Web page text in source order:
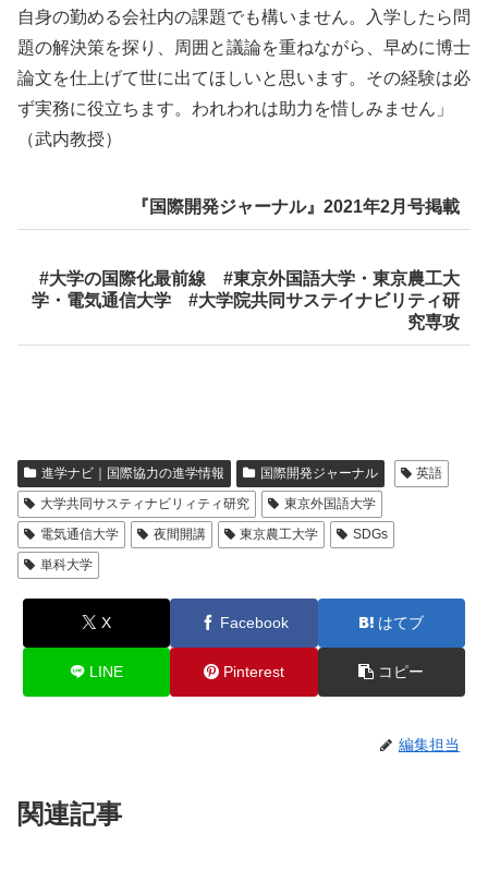
自身の勤める会社内の課題でも構いません。入学したら問
題の解決策を探り、周囲と議論を重ねながら、早めに博士
論文を仕上げて世に出てほしいと思います。その経験は必
ず実務に役立ちます。われわれは助力を惜しみません」
（武内教授）
『国際開発ジャーナル』2021年2月号掲載
#大学の国際化最前線 #東京外国語大学・東京農工大
学・電気通信大学 #大学院共同サステイナビリティ研
究専攻
進学ナビ｜国際協力の進学情報 国際開発ジャーナル
英語
大学共同サスティナビリィティ研究
東京外国語大学
電気通信大学
夜間開講 東京農工大学
SDGs
単科大学
X Facebook はてブ
LINE Pinterest コピー
編集担当
関連記事